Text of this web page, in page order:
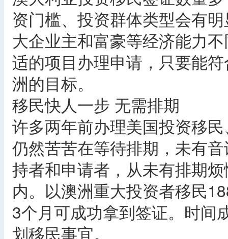
资门槛、投资群体类型会有
大企业主和富豪等经济能力
适的项目办理申请，只要能
洲的目标。
移民快人一步 无需排期
许多两年前办理美国投资移
仍然苦苦在等待排期，未有
持者和申请者，从未有排期
内。以澳洲重大投资者移民
3个月可成功拿到签证。时间
划移民事宜。